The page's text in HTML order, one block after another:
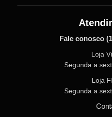
Fale conosco
Loja
Segunda a
Loja
Segunda a